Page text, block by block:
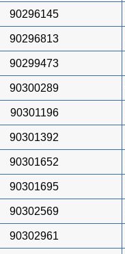
90296145
90296813
90299473
90300289
90301196
90301392
90301652
90301695
90302569
90302961